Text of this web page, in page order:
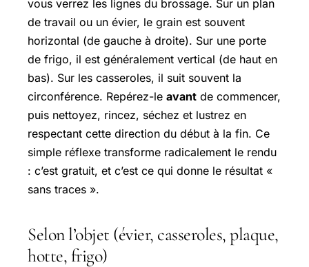
vous verrez les lignes du brossage. Sur un plan
de travail ou un évier, le grain est souvent
horizontal (de gauche à droite). Sur une porte
de frigo, il est généralement vertical (de haut en
bas). Sur les casseroles, il suit souvent la
circonférence. Repérez-le avant de commencer,
puis nettoyez, rincez, séchez et lustrez en
respectant cette direction du début à la fin. Ce
simple réflexe transforme radicalement le rendu
: c’est gratuit, et c’est ce qui donne le résultat «
sans traces ».
Selon l’objet (évier, casseroles, plaque,
hotte, frigo)